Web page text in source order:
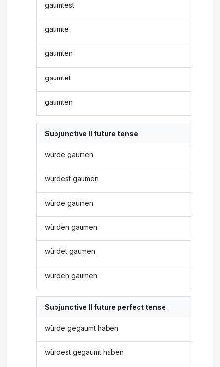
gaumtest
gaumte
gaumten
gaumtet
gaumten
Subjunctive II future tense
würde gaumen
würdest gaumen
würde gaumen
würden gaumen
würdet gaumen
würden gaumen
Subjunctive II future perfect tense
würde gegaumt haben
würdest gegaumt haben